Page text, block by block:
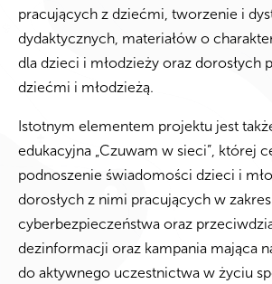
pracujących z dziećmi, tworzenie i
dydaktycznych, materiałów o
dla dzieci i młodzieży oraz dorosłych
dziećmi i młodzieżą.
Istotnym elementem projektu jest
edukacyjna „Czuwam w sieci”, której
podnoszenie świadomości dzieci i
dorosłych z nimi pracujących w
cyberbezpieczeństwa oraz
dezinformacji oraz kampania mająca
do aktywnego uczestnictwa w życiu